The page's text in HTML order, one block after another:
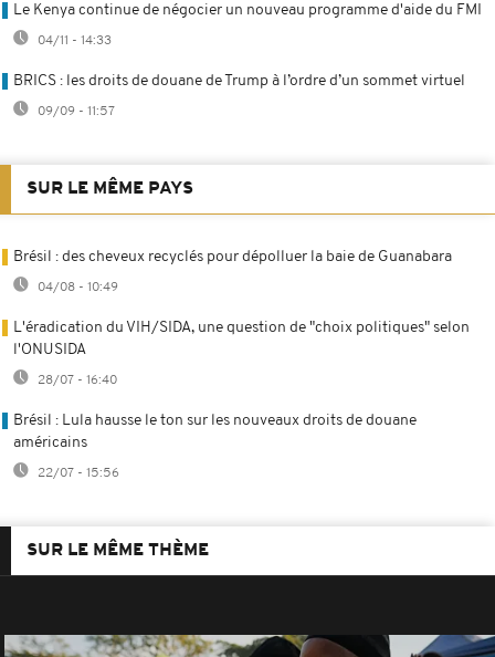
Le Kenya continue de négocier un nouveau programme d'aide du FMI
04/11 - 14:33
BRICS : les droits de douane de Trump à l’ordre d’un sommet virtuel
09/09 - 11:57
SUR LE MÊME PAYS
Brésil : des cheveux recyclés pour dépolluer la baie de Guanabara
04/08 - 10:49
L'éradication du VIH/SIDA, une question de "choix politiques" selon
l'ONUSIDA
28/07 - 16:40
Brésil : Lula hausse le ton sur les nouveaux droits de douane
américains
22/07 - 15:56
SUR LE MÊME THÈME